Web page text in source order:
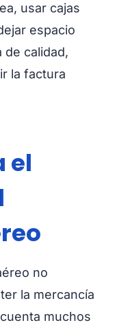
usar cajas
espacio
de calidad,
la factura
el
no
la mercancía
muchos